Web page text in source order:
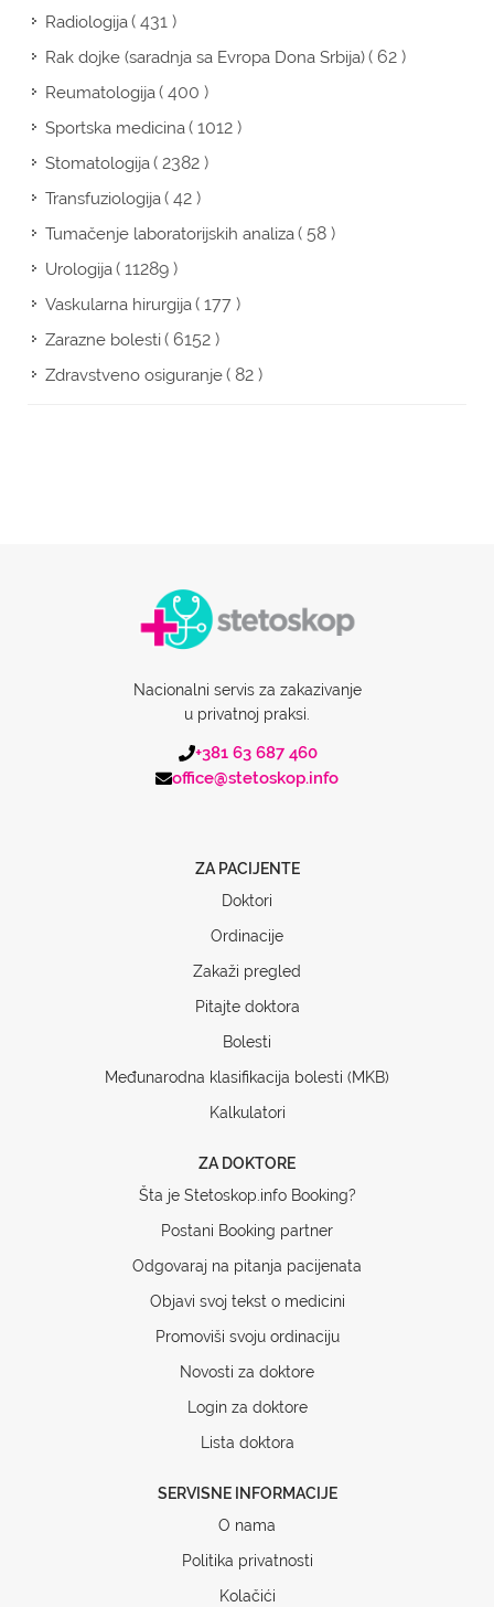
Radiologija( 431 )
Rak dojke (saradnja sa Evropa Dona Srbija)( 62 )
Reumatologija( 400 )
Sportska medicina( 1012 )
Stomatologija( 2382 )
Transfuziologija( 42 )
Tumačenje laboratorijskih analiza( 58 )
Urologija( 11289 )
Vaskularna hirurgija( 177 )
Zarazne bolesti( 6152 )
Zdravstveno osiguranje( 82 )
Nacionalni servis za zakazivanje
u privatnoj praksi.
+381 63 687 460
office@stetoskop.info
ZA PACIJENTE
Doktori
Ordinacije
Zakaži pregled
Pitajte doktora
Bolesti
Međunarodna klasifikacija bolesti (MKB)
Kalkulatori
ZA DOKTORE
Šta je Stetoskop.info Booking?
Postani Booking partner
Odgovaraj na pitanja pacijenata
Objavi svoj tekst o medicini
Promoviši svoju ordinaciju
Novosti za doktore
Login za doktore
Lista doktora
SERVISNE INFORMACIJE
O nama
Politika privatnosti
Kolačići